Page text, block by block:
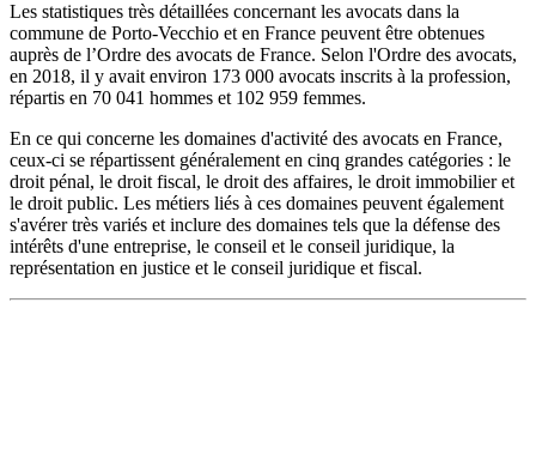
Les statistiques très détaillées concernant les avocats dans la
commune de Porto-Vecchio et en France peuvent être obtenues
auprès de l’Ordre des avocats de France. Selon l'Ordre des avocats,
en 2018, il y avait environ 173 000 avocats inscrits à la profession,
répartis en 70 041 hommes et 102 959 femmes.
En ce qui concerne les domaines d'activité des avocats en France,
ceux-ci se répartissent généralement en cinq grandes catégories : le
droit pénal, le droit fiscal, le droit des affaires, le droit immobilier et
le droit public. Les métiers liés à ces domaines peuvent également
s'avérer très variés et inclure des domaines tels que la défense des
intérêts d'une entreprise, le conseil et le conseil juridique, la
représentation en justice et le conseil juridique et fiscal.